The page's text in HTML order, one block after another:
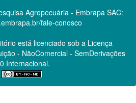
Agropecuária - Embrapa SAC:
fale-conosco
está licenciado sob a Licença
- NãoComercial - SemDerivações
Internacional.